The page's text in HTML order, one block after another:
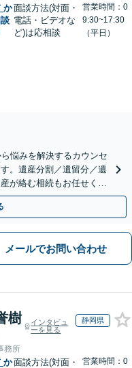
か面談方法(対面・
電話・ビデオな
ど)は応相談
営業時間：0
9:30~17:30
（平日）
悩みを解決するカウンセ
。遺産分割／遺留分／遺
が絡む相続もお任せくだ
備】
メールでお問い合わせ
樹
インタビュ
ーを見る
静岡県
務所
か面談方法(対面・
営業時間：0